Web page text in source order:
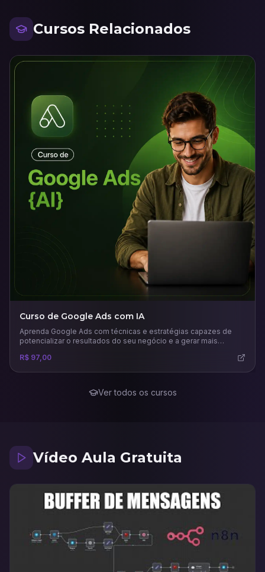
Cursos Relacionados
Curso de Google Ads com IA
Aprenda Google Ads com técnicas e estratégias capazes de
potencializar o resultados do seu negócio e a gerar mais
R$ 97,00
Ver todos os cursos
Vídeo Aula Gratuita